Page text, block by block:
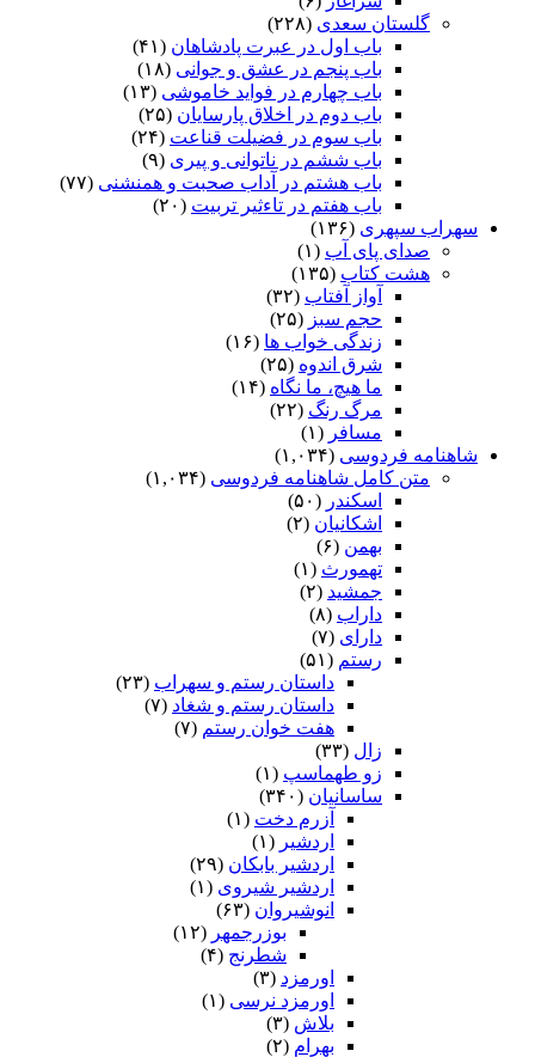
گلستان سعدی (۲۲۸)
باب اول در عبرت پادشاهان (۴۱)
باب پنجم در عشق و جوانى (۱۸)
باب چهارم در فواید خاموشى (۱۳)
باب دوم در اخلاق پارسایان (۲۵)
باب سوم در فضیلت قناعت (۲۴)
باب ششم در ناتوانى و پیرى (۹)
باب هشتم در آداب صحبت و همنشنى (۷۷)
باب هفتم در تاءثیر تربیت (۲۰)
سهراب سپهری (۱۳۶)
صدای پای آب (۱)
هشت کتاب (۱۳۵)
آواز آفتاب (۳۲)
حجم سبز (۲۵)
زندگی خواب ها (۱۶)
شرق اندوه (۲۵)
ما هیچ، ما نگاه (۱۴)
مرگ رنگ (۲۲)
مسافر (۱)
شاهنامه فردوسی (۱,۰۳۴)
متن کامل شاهنامه فردوسی (۱,۰۳۴)
اسکندر (۵۰)
اشکانیان (۲)
بهمن (۶)
تهمورث (۱)
جمشید (۲)
داراب (۸)
دارای (۷)
رستم (۵۱)
داستان رستم و سهراب (۲۳)
داستان رستم و شغاد (۷)
هفت خوان رستم‏ (۷)
زال (۳۳)
زو طهماسپ‏ (۱)
ساسانیان (۳۴۰)
آزرم دخت (۱)
اردشیر (۱)
اردشیر بابکان (۲۹)
اردشیر شیروی (۱)
انوشیروان (۶۳)
بوزرجمهر (۱۲)
شطرنج (۴)
اورمزد (۳)
اورمزد نرسى‏ (۱)
بلاش (۳)
بهرام (۲)